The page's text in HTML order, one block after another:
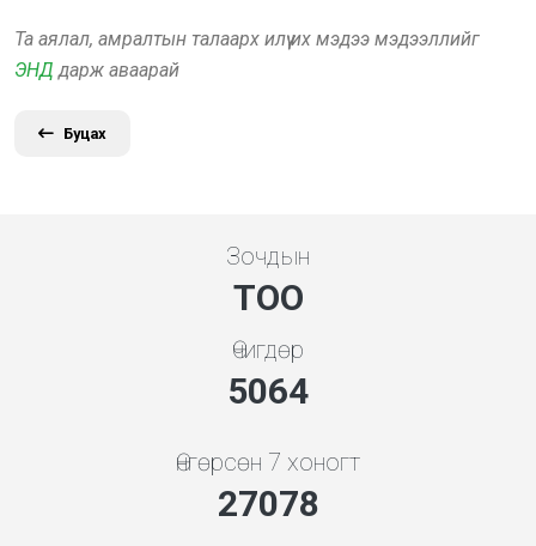
Та аялал, амралтын талаарх илүү их мэдээ мэдээллийг
ЭНД дарж аваарай
Буцах
Зочдын
ТОО
Өчигдөр
5453
Өнгөрсөн 7 хоногт
29161